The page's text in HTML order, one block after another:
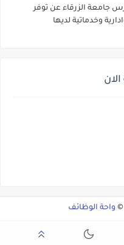
جامعة الزرقاء عن توفر
وخدماتية لديها
© واحة الوظائف